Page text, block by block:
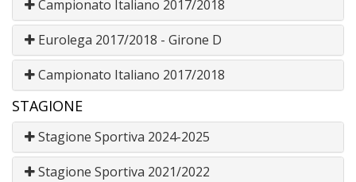
Campionato Italiano 2017/2018
Eurolega 2017/2018 - Girone D
Campionato Italiano 2017/2018
STAGIONE
Stagione Sportiva 2024-2025
Stagione Sportiva 2021/2022